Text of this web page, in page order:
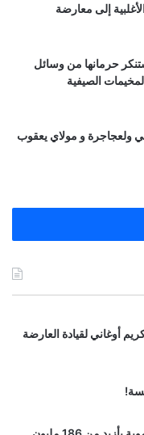
إلى معارضة
حرمانها من وسائل
الصيفية
ولعجاجرة و مولاي يعقوب
أوغاني لقيادة العارضة